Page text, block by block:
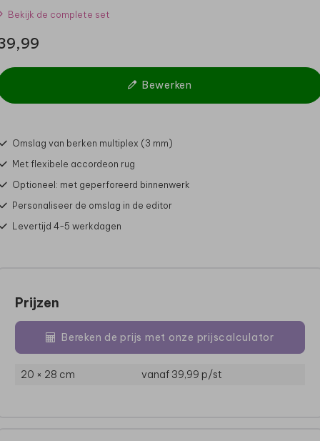
Bekijk de complete set
Bewerken
Omslag van berken multiplex (3 mm)
Met flexibele accordeon rug
Optioneel: met geperforeerd binnenwerk
Personaliseer de omslag in de editor
Levertijd 4-5 werkdagen
Prijzen
Bereken de prijs met onze prijscalculator
20 × 28 cm vanaf 39,99 p/st